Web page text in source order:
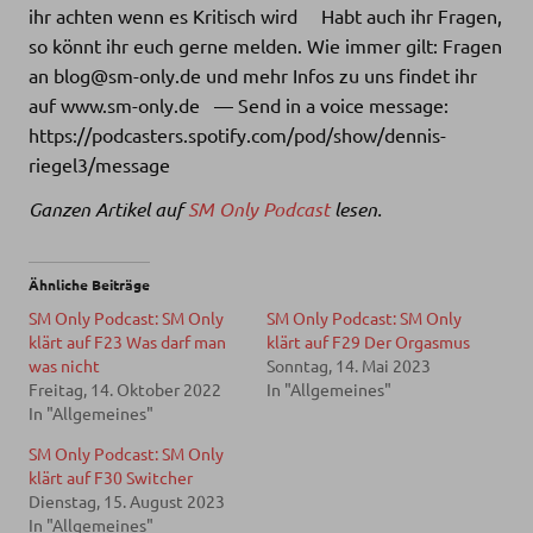
ihr achten wenn es Kritisch wird Habt auch ihr Fragen,
so könnt ihr euch gerne melden. Wie immer gilt: Fragen
an blog@sm-only.de und mehr Infos zu uns findet ihr
auf www.sm-only.de — Send in a voice message:
https://podcasters.spotify.com/pod/show/dennis-
riegel3/message
Ganzen Artikel aufSM Only Podcastlesen.
Ähnliche Beiträge
SM Only Podcast: SM Only
klärt auf F23 Was darf man
was nicht
Freitag, 14. Oktober 2022
In "Allgemeines"
SM Only Podcast: SM Only
klärt auf F29 Der Orgasmus
Sonntag, 14. Mai 2023
In "Allgemeines"
SM Only Podcast: SM Only
klärt auf F30 Switcher
Dienstag, 15. August 2023
In "Allgemeines"